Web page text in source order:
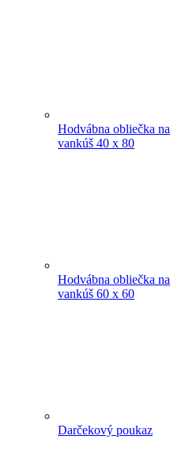
Hodvábna obliečka na
vankúš 40 x 80
Hodvábna obliečka na
vankúš 60 x 60
Darčekový poukaz